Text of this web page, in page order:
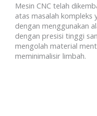
Mesin CNC telah
atas masalah kompleks
dengan menggunakan
dengan presisi tinggi
mengolah material
meminimalisir limbah.